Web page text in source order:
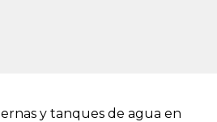
y tanques de agua en